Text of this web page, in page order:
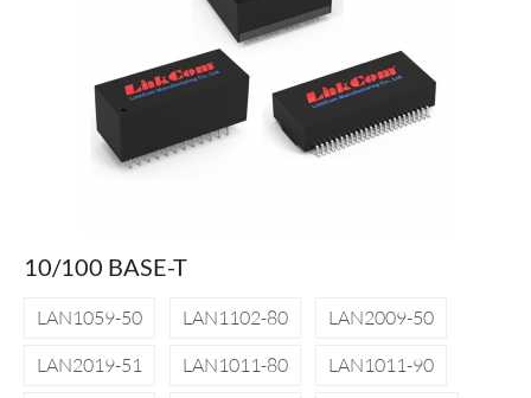
10/100 BASE-T
LAN1059-50 LAN1102-80
LAN2009-50
LAN2019-51
LAN1011-80
LAN1011-90